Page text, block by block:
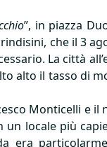
”, in piazza
che il 3
La città
alto il tasso di
Monticelli e il
locale più
era